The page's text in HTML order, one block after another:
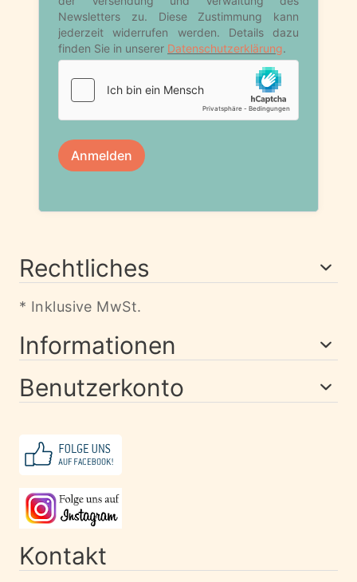
Rechtliches
* Inklusive MwSt.
Informationen
Benutzerkonto
Kontakt